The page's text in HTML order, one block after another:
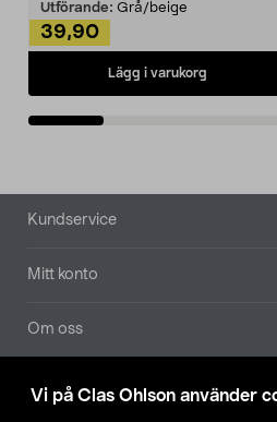
Vi på Clas Ohlson använder
Utförande: Grå/beige
39,90
Lägg i varukorg
Sidfot
Kundservice
Mitt konto
Om oss
Aktuellt